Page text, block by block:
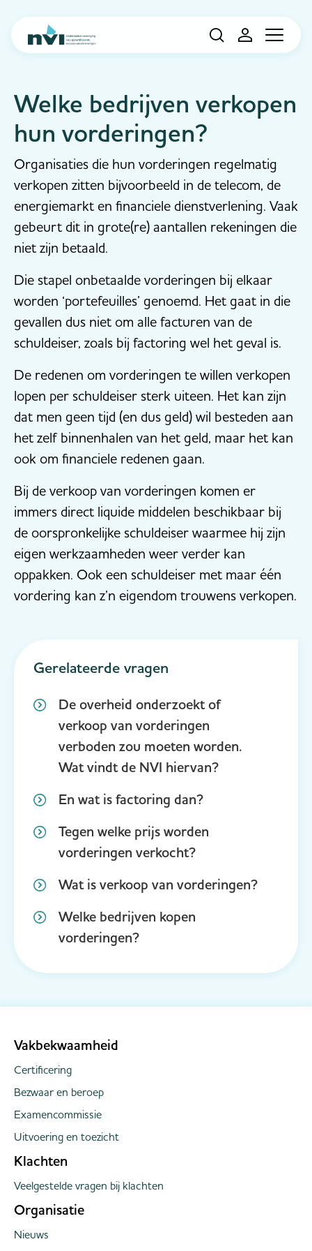
Navigation
Welke bedrijven verkopen
hun vorderingen?
Organisaties die hun vorderingen regelmatig
verkopen zitten bijvoorbeeld in de telecom, de
energiemarkt en financiele dienstverlening. Vaak
gebeurt dit in grote(re) aantallen rekeningen die
niet zijn betaald.
Die stapel onbetaalde vorderingen bij elkaar
worden ‘portefeuilles’ genoemd. Het gaat in die
gevallen dus niet om alle facturen van de
schuldeiser, zoals bij factoring wel het geval is.
De redenen om vorderingen te willen verkopen
lopen per schuldeiser sterk uiteen. Het kan zijn
dat men geen tijd (en dus geld) wil besteden aan
het zelf binnenhalen van het geld, maar het kan
ook om financiele redenen gaan.
Bij de verkoop van vorderingen komen er
immers direct liquide middelen beschikbaar bij
de oorspronkelijke schuldeiser waarmee hij zijn
eigen werkzaamheden weer verder kan
oppakken. Ook een schuldeiser met maar één
vordering kan z’n eigendom trouwens verkopen.
Gerelateerde vragen
De overheid onderzoekt of
verkoop van vorderingen
verboden zou moeten worden.
Wat vindt de NVI hiervan?
En wat is factoring dan?
Tegen welke prijs worden
vorderingen verkocht?
Wat is verkoop van vorderingen?
Welke bedrijven kopen
vorderingen?
Vakbekwaamheid
Certificering
Bezwaar en beroep
Examencommissie
Uitvoering en toezicht
Klachten
Veelgestelde vragen bij klachten
Organisatie
Nieuws